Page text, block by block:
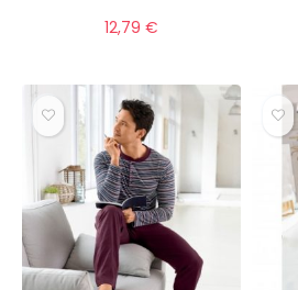
12,79 €